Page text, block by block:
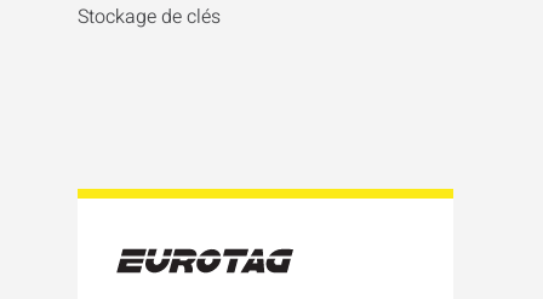
Stockage de clés